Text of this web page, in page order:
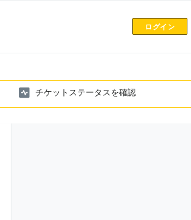
ログイン
チケットステータスを確認